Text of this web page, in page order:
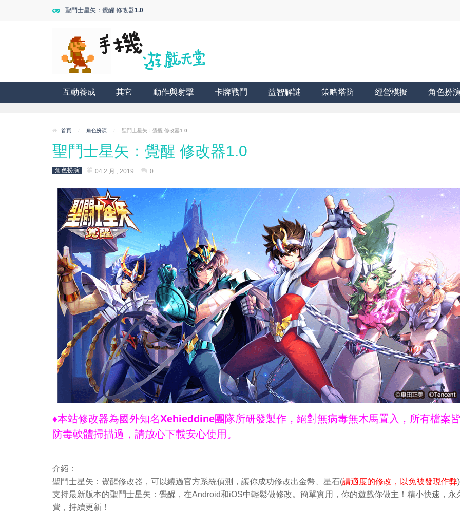
聖鬥士星矢：覺醒 修改器1.0
互動養成 其它 動作與射擊 卡牌戰鬥 益智解謎 策略塔防 經營模擬 角色扮
首頁 / 角色扮演 / 聖鬥士星矢：覺醒 修改器1.0
聖鬥士星矢：覺醒 修改器1.0
角色扮演 04 2 月 , 2019 0
♦本站修改器為國外知名Xehieddine團隊所研發製作，絕對無病毒無木馬置入，所有檔案
防毒軟體掃描過，請放心下載安心使用。
介紹：
聖鬥士星矢：覺醒修改器，可以繞過官方系統偵測，讓你成功修改出金幣、星石(請適度的修改，以免被發現作弊
支持最新版本的聖鬥士星矢：覺醒，在Android和iOS中輕鬆做修改。簡單實用，你的遊戲你做主！精小快速，永
費，持續更新！